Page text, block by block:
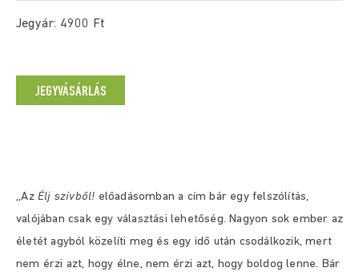
Jegyár: 4900 Ft
JEGYVÁSÁRLÁS
,,Az Élj szívből! előadásomban a cím bár egy felszólítás,
valójában csak egy választási lehetőség. Nagyon sok ember az
életét agyból közelíti meg és egy idő után csodálkozik, mert
nem érzi azt, hogy élne, nem érzi azt, hogy boldog lenne. Bár